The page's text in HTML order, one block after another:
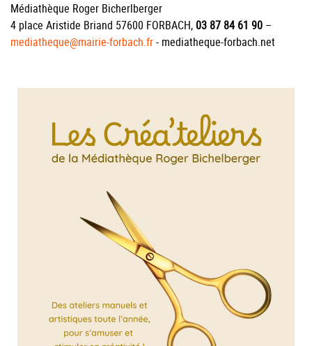
Médiathèque Roger Bicherlberger
4 place Aristide Briand 57600 FORBACH,03 87 84 61 90 –
mediatheque@mairie-forbach.fr- mediatheque-forbach.net